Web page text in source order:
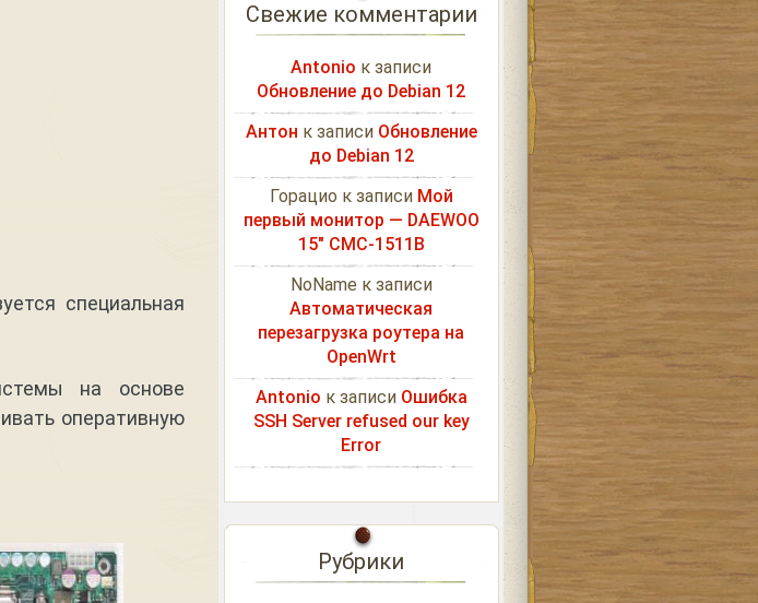
специальная
на основе
оперативную
Свежие комментарии
Antonio к записи
Обновление до Debian 12
Антон к записи Обновление
до Debian 12
Горацио к записи Мой
первый монитор — DAEWOO
15″ CMC-1511B
NoName к записи
Автоматическая
перезагрузка роутера на
OpenWrt
Antonio к записи Ошибка
SSH Server refused our key
Error
Рубрики